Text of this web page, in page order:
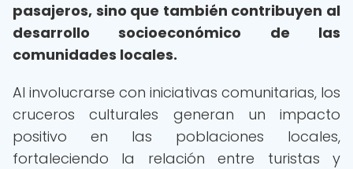
pasajeros, sino que también contribuyen al
desarrollo socioeconómico de las
comunidades locales.
Al involucrarse con iniciativas comunitarias, los
cruceros culturales generan un impacto
positivo en las poblaciones locales,
fortaleciendo la relación entre turistas y